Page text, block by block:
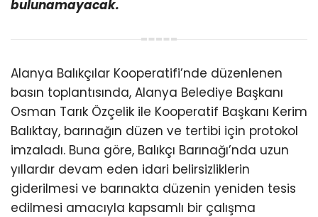
bulunamayacak.
Alanya Balıkçılar Kooperatifi’nde düzenlenen
basın toplantısında, Alanya Belediye Başkanı
Osman Tarık Özçelik ile Kooperatif Başkanı Kerim
Balıktay, barınağın düzen ve tertibi için protokol
imzaladı. Buna göre, Balıkçı Barınağı’nda uzun
yıllardır devam eden idari belirsizliklerin
giderilmesi ve barınakta düzenin yeniden tesis
edilmesi amacıyla kapsamlı bir çalışma